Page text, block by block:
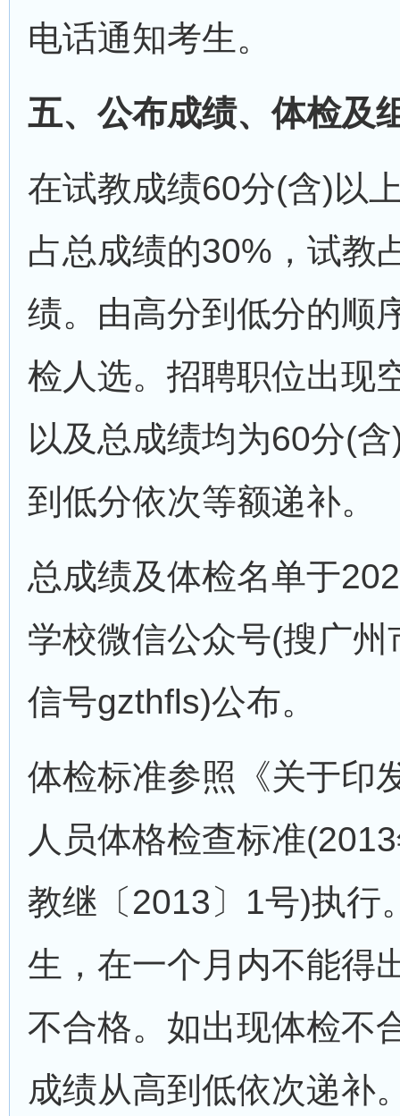
电话通知考生。
五、公布成绩、体检及
在试教成绩60分(含)以
占总成绩的30%，试教
绩。由高分到低分的顺
检人选。招聘职位出现
以及总成绩均为60分(
到低分依次等额递补。
总成绩及体检名单于
学校微信公众号(搜广
信号gzthfls)公布。
体检标准参照《关于印
人员体格检查标准
教继〔2013〕1号)执行
生，在一个月内不能得
不合格。如出现体检不
成绩从高到低依次递补